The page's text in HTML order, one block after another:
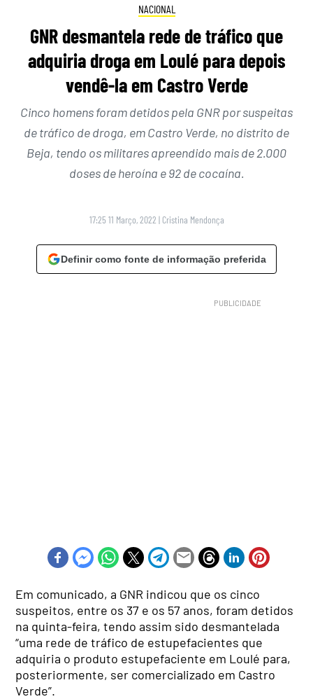
NACIONAL
GNR desmantela rede de tráfico que
adquiria droga em Loulé para depois
vendê-la em Castro Verde
Cinco homens foram detidos pela GNR por suspeitas
de tráfico de droga, em Castro Verde, no distrito de
Beja, tendo os militares apreendido mais de 2.000
doses de heroína e 92 de cocaína.
17:25 11 Março, 2022 | Cristina Mendonça
Definir como fonte de informação preferida
Em comunicado, a GNR indicou que os cinco
suspeitos, entre os 37 e os 57 anos, foram detidos
na quinta-feira, tendo assim sido desmantelada
“uma rede de tráfico de estupefacientes que
adquiria o produto estupefaciente em Loulé para,
posteriormente, ser comercializado em Castro
Verde”.